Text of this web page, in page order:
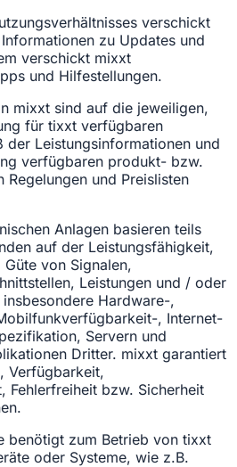
verschickt
zu Updates und
verschickt mixxt
und Hilfestellungen.
mixxt sind auf die jeweiligen,
für tixxt verfügbaren
der Leistungsinformationen und
verfügbaren produkt- bzw.
Regelungen und Preislisten
Anlagen basieren teils
auf der Leistungsfähigkeit,
von Signalen,
Leistungen und / oder
Hardware-,
, Internet-
Servern und
Dritter. mixxt garantiert
Verfügbarkeit,
Fehlerfreiheit bzw. Sicherheit
benötigt zum Betrieb von tixxt
oder Systeme, wie z.B.